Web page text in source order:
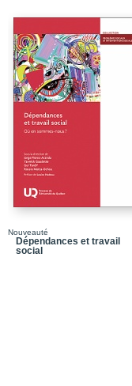
Nouveauté
Dépendances et travail
social